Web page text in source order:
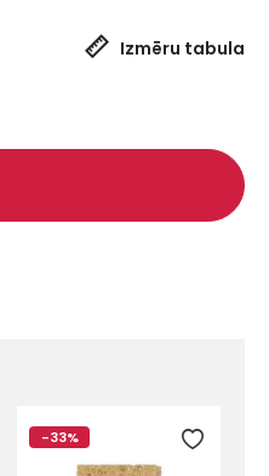
Izmēru tabula
-33%